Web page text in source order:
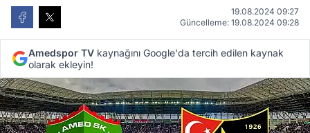
19.08.2024 09:27
Güncelleme: 19.08.2024 09:28
Amedspor TV kaynağını Google'da tercih edilen kaynak
olarak ekleyin!